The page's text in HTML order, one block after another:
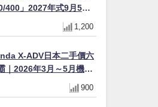
400」2027年式9月5日
發售！新塗裝登場×價格
×輔助滑動式離合器
1,200
X-ADV日本二手價六
｜2026年3月～5月機車
排行榜 CBR1000RR-R
SP首度躋身前
900